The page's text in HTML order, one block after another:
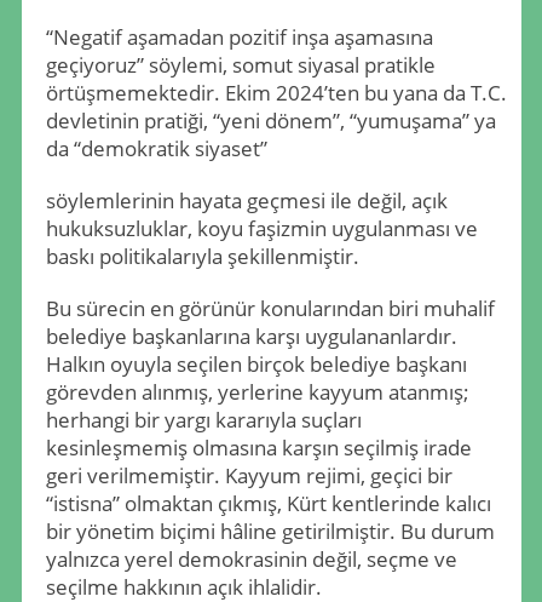
“Negatif aşamadan pozitif inşa aşamasına
geçiyoruz” söylemi, somut siyasal pratikle
örtüşmemektedir. Ekim 2024’ten bu yana da T.C.
devletinin pratiği, “yeni dönem”, “yumuşama” ya
da “demokratik siyaset”
söylemlerinin hayata geçmesi ile değil, açık
hukuksuzluklar, koyu faşizmin uygulanması ve
baskı politikalarıyla şekillenmiştir.
Bu sürecin en görünür konularından biri muhalif
belediye başkanlarına karşı uygulananlardır.
Halkın oyuyla seçilen birçok belediye başkanı
görevden alınmış, yerlerine kayyum atanmış;
herhangi bir yargı kararıyla suçları
kesinleşmemiş olmasına karşın seçilmiş irade
geri verilmemiştir. Kayyum rejimi, geçici bir
“istisna” olmaktan çıkmış, Kürt kentlerinde kalıcı
bir yönetim biçimi hâline getirilmiştir. Bu durum
yalnızca yerel demokrasinin değil, seçme ve
seçilme hakkının açık ihlalidir.